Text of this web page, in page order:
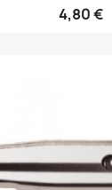
4,80 €